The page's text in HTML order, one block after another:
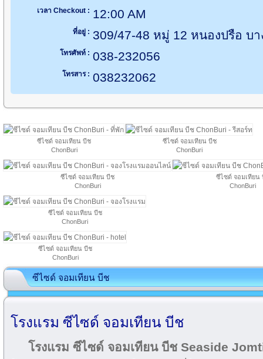
เวลา Checkout : 12:00 AM
ที่อยู่ : 309/47-48 หมู่ 12 หนองปรือ บ
โทรศัพท์ : 038-232056
โทรสาร : 038232062
ซีไซด์ จอมเทียน บีช
ChonBuri
ซีไซด์ จอมเทียน บีช
ChonBuri
ซีไซด์ จอมเทียน บีช
ChonBuri
ซีไซด์ จอมเทียน
ChonBuri
ซีไซด์ จอมเทียน บีช
ChonBuri
ซีไซด์ จอมเทียน บีช
ChonBuri
ซีไซด์ จอมเทียน บีช
โรงแรม ซีไซด์ จอมเทียน บีช
โรงแรม ซีไซด์ จอมเทียน บีช Seaside